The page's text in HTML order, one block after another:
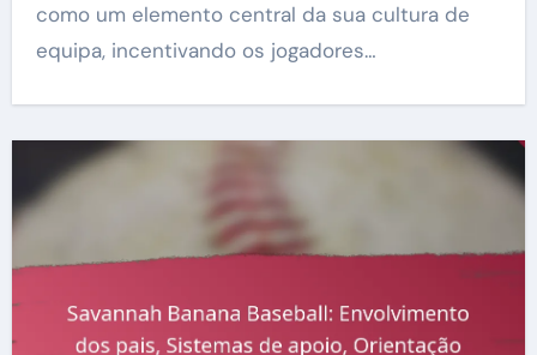
como um elemento central da sua cultura de
equipa, incentivando os jogadores…